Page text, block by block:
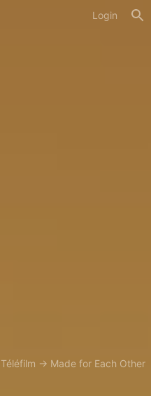
Login
Téléfilm → Made for Each Other